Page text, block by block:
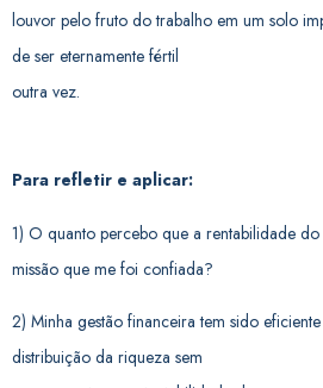
louvor pelo fruto do trabalho em um solo
de ser eternamente fértil
outra vez.
Para refletir e aplicar:
1) O quanto percebo que a rentabilidade
missão que me foi confiada?
2) Minha gestão financeira tem sido
distribuição da riqueza sem